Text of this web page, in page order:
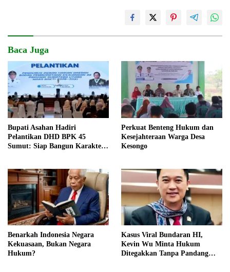
Baca Juga
Bupati Asahan Hadiri
Pelantikan DHD BPK 45
Sumut: Siap Bangun Karakter
Perkuat Benteng Hukum dan
Kesejahteraan Warga Desa
Kesongo
Benarkah Indonesia Negara
Kekuasaan, Bukan Negara
Hukum?
Kasus Viral Bundaran HI,
Kevin Wu Minta Hukum
Ditegakkan Tanpa Pandang